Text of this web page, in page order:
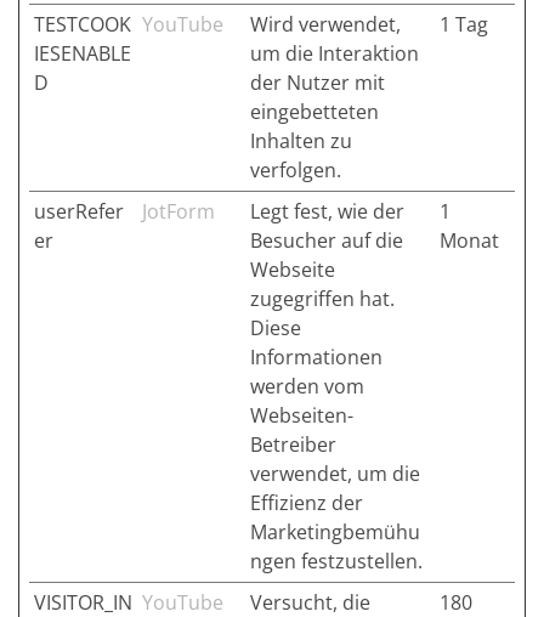
TESTCOOK
IESENABLE
D
YouTube
Wird verwendet,
um die Interaktion
der Nutzer mit
eingebetteten
Inhalten zu
verfolgen.
1 Tag
userRefer
er
JotForm
Legt fest, wie der
Besucher auf die
Webseite
zugegriffen hat.
Diese
Informationen
werden vom
Webseiten-
Betreiber
verwendet, um die
Effizienz der
Marketingbemühu
ngen festzustellen.
1
Monat
VISITOR_IN YouTube
Versucht, die
180